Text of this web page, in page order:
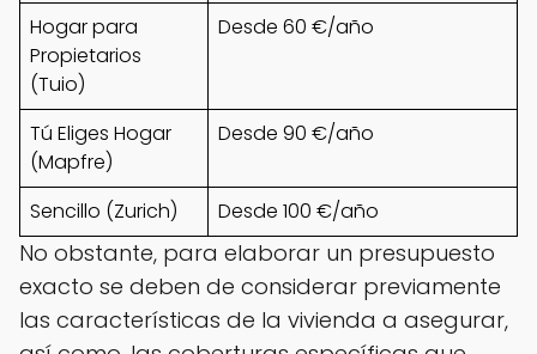
Hogar para
Propietarios
(Tuio)
Desde 60 €/año
Tú Eliges Hogar
(Mapfre)
Desde 90 €/año
Sencillo (Zurich) Desde 100 €/año
No obstante, para elaborar un presupuesto
exacto se deben de considerar previamente
las características de la vivienda a asegurar,